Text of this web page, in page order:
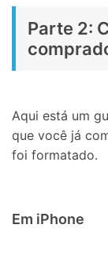
Parte 2:
Aqui está um
que você já
foi formatado.
Em iPhone